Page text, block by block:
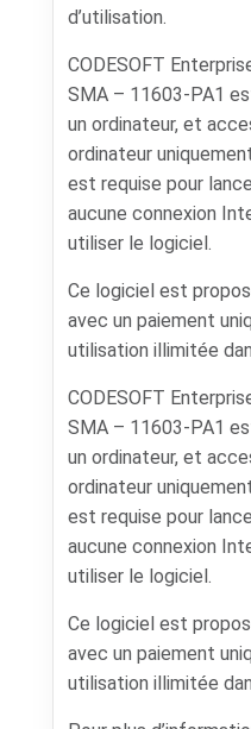
d’utilisation.
CODESOFT
SMA – 11603-PA1
un ordinateur, et
ordinateur
est requise pour
aucune connexion
utiliser le logiciel.
Ce logiciel est
avec un paiement
utilisation illimitée
CODESOFT
SMA – 11603-PA1
un ordinateur, et
ordinateur
est requise pour
aucune connexion
utiliser le logiciel.
Ce logiciel est
avec un paiement
utilisation illimitée